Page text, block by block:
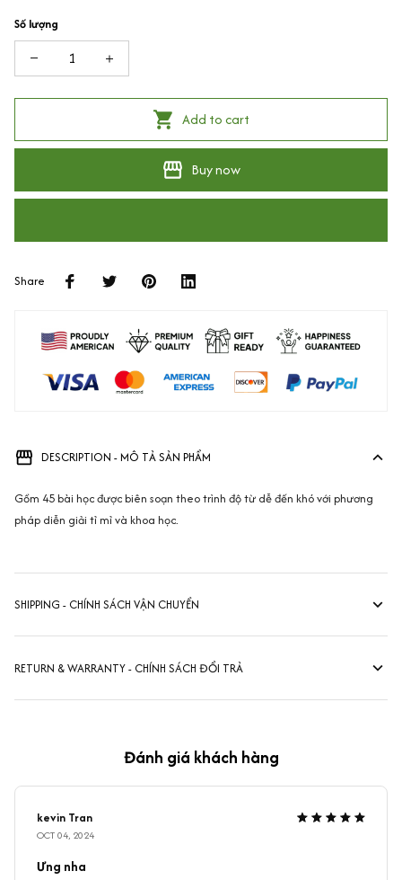
Số lượng
Add to cart
Buy now
Share
DESCRIPTION - MÔ TẢ SẢN PHẨM
Gồm 45 bài học được biên soạn theo trình độ từ dễ đến khó với phương
pháp diễn giải tỉ mỉ và khoa học.
SHIPPING - CHÍNH SÁCH VẬN CHUYỂN
RETURN & WARRANTY - CHÍNH SÁCH ĐỔI TRẢ
Đánh giá khách hàng
kevin Tran
OCT 04, 2024
Ưng nha